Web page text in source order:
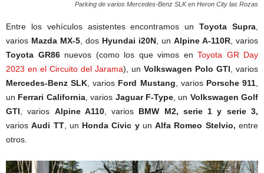
Parking de varios Mercedes-Benz SLK en Heron City las Rozas
Entre los vehículos asistentes encontramos unToyota Supra,
varios Mazda MX-5, dos Hyundai i20N, un Alpine A-110R, varios
Toyota GR86nuevos (como los que vimos en Toyota GR Day
2023 en el Circuito del Jarama), un Volkswagen Polo GTI, varios
Mercedes-Benz SLK, varios Ford Mustang, varios Porsche 911,
un Ferrari California, varios Jaguar F-Type, un Volkswagen Golf
GTI, varios Alpine A110, varios BMW M2, serie 1 y serie 3,
variosAudi TT, un Honda Civic yunAlfa Romeo Stelvio, entre
otros.